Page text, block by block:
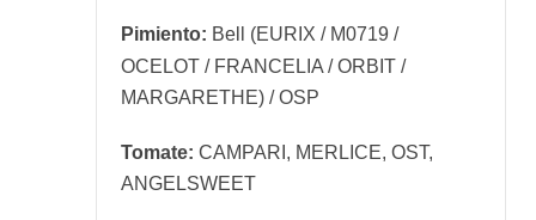
Pimiento: Bell (EURIX / M0719 /
OCELOT / FRANCELIA / ORBIT /
MARGARETHE) / OSP
Tomate: CAMPARI, MERLICE, OST,
ANGELSWEET